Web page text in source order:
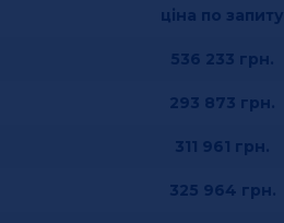
ціна по запиту
536 233 грн.
293 873 грн.
311 961 грн.
325 964 грн.